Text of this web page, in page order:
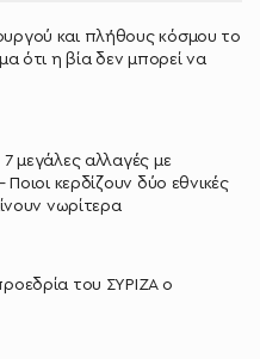
και πλήθους κόσμου το
ότι η βία δεν μπορεί να
μεγάλες αλλαγές με
κερδίζουν δύο εθνικές
νωρίτερα
του ΣΥΡΙΖΑ ο